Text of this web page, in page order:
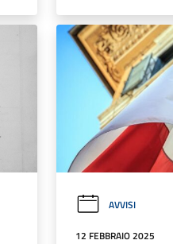
AVVISI
12 FEBBRAIO 2025